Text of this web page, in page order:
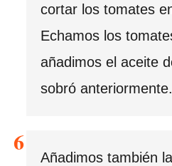
cortar los tomates
Echamos los
añadimos el aceite
sobró anteriormente.
Añadimos también